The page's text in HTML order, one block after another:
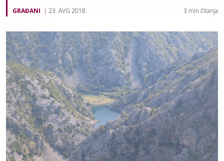
GRAĐANI 23. AVG 2018. 3 min čitanja